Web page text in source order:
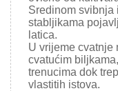
Sredinom svibnja
stabljikama
latica.
U vrijeme cvatnje
cvatućim
trenucima dok
vlastitih istova.